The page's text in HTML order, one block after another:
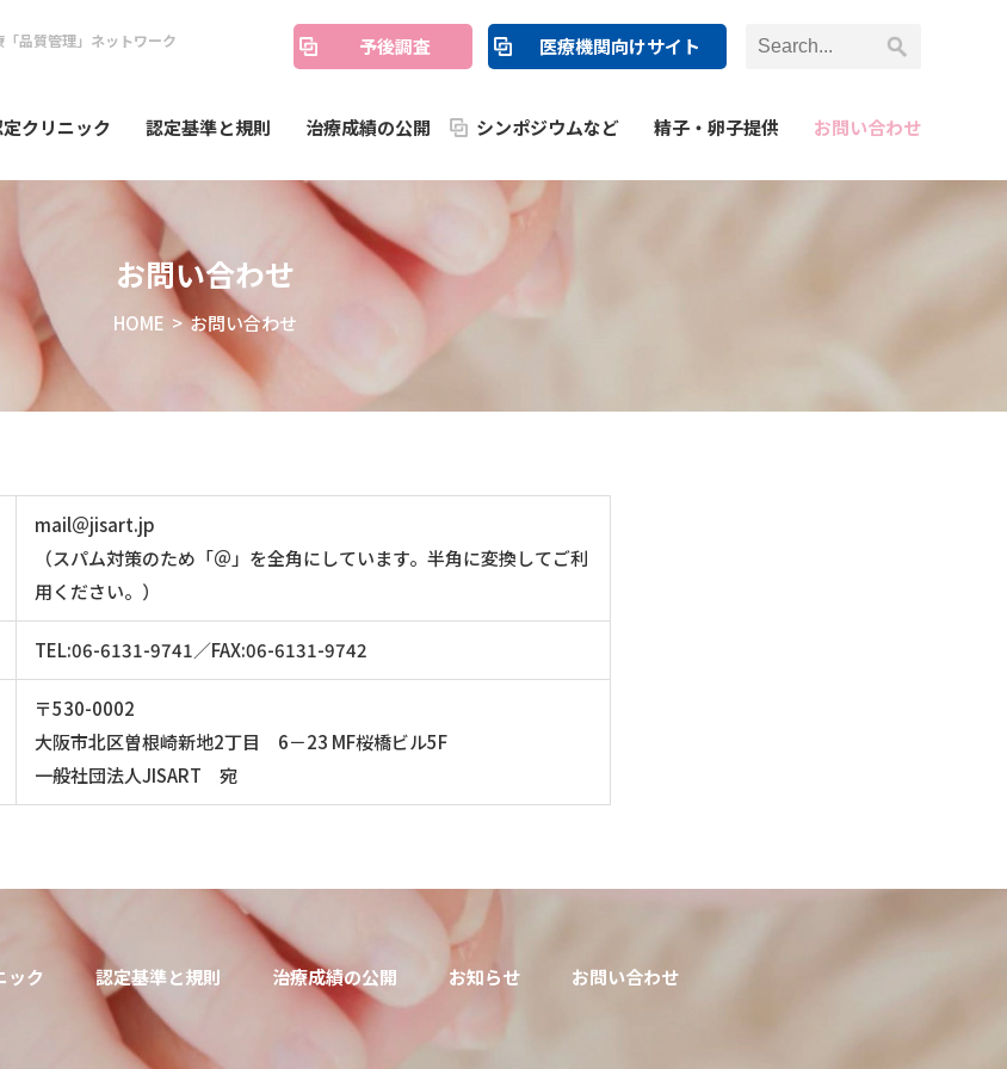
品質管理」ネットワーク
クリニック 認定基準と規則 治療成績の公開 シンポジウムなど 精子・卵子提供 お問い合わせ
予後調査 医療機関向けサイト
お問い合わせ
HOME > お問い合わせ
mail＠jisart.jp
（スパム対策のため「＠」を全角にしています。半角に変換してご利
用ください。）
TEL:06-6131-9741／FAX:06-6131-9742
〒530-0002
大阪市北区曽根崎新地2丁目 6－23 MF桜橋ビル5F
一般社団法人JISART 宛
ック 認定基準と規則 治療成績の公開 お知らせ お問い合わせ